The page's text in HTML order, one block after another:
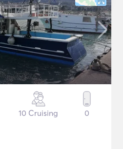
10 Cruising 0